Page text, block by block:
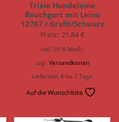
Trixie Hundeleine
Bauchgurt mit Leine
12767 / Grafit/Schwarz
Preis: 21,84 €
inkl. 19 % MwSt.
zzgl.Versandkosten
Lieferzeit:4 bis 7 Tage
Auf die Wunschliste